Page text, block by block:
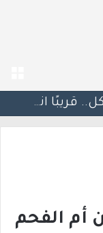
أم الفحم